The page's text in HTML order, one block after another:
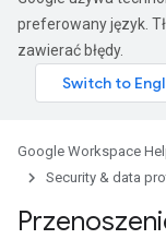
preferowany język.
zawierać błędy.
Google Workspace
Security & data